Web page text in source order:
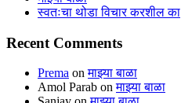
स्वतःचा थोडा विचार करशील का
Recent Comments
Prema onमाझ्या बाळा
Amol Parab onमाझ्या बाळा